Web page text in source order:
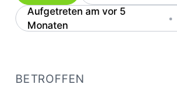
Aufgetreten am vor 5
Monaten
BETROFFEN